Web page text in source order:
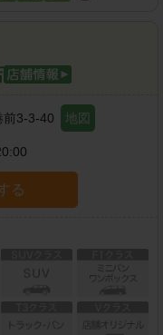
前3-3-40 地図
る